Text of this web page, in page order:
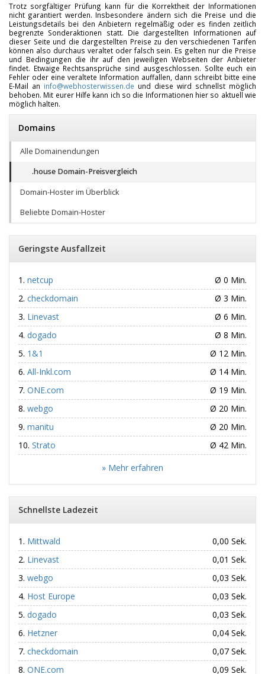
Trotz sorgfältiger Prüfung kann für die Korrektheit der Informationen
nicht garantiert werden. Insbesondere ändern sich die Preise und die
Leistungsdetails bei den Anbietern regelmäßig oder es finden zeitlich
begrenzte Sonderaktionen statt. Die dargestellten Informationen auf
dieser Seite und die dargestellten Preise zu den verschiedenen Tarifen
können also durchaus veraltet oder falsch sein. Es gelten nur die Preise
und Bedingungen die ihr auf den jeweiligen Webseiten der Anbieter
findet. Etwaige Rechtsansprüche sind ausgeschlossen. Sollte euch ein
Fehler oder eine veraltete Information auffallen, dann schreibt bitte eine
E-Mail an info@webhosterwissen.de und diese wird schnellst möglich
behoben. Mit eurer Hilfe kann ich so die Informationen hier so aktuell wie
möglich halten.
Domains
Alle Domainendungen
.house Domain-Preisvergleich
Domain-Hoster im Überblick
Beliebte Domain-Hoster
Geringste Ausfallzeit
netcup
Ø 0 Min.
checkdomain
Ø 3 Min.
Linevast
Ø 6 Min.
dogado
Ø 8 Min.
1&1
Ø 12 Min.
All-Inkl.com
Ø 14 Min.
ONE.com
Ø 19 Min.
webgo
Ø 20 Min.
manitu
Ø 20 Min.
Strato
Ø 42 Min.
» Mehr erfahren
Schnellste Ladezeit
Mittwald
0,00 Sek.
Linevast
0,01 Sek.
webgo
0,03 Sek.
Host Europe
0,03 Sek.
dogado
0,03 Sek.
Hetzner
0,04 Sek.
checkdomain
0,07 Sek.
ONE.com
0,09 Sek.